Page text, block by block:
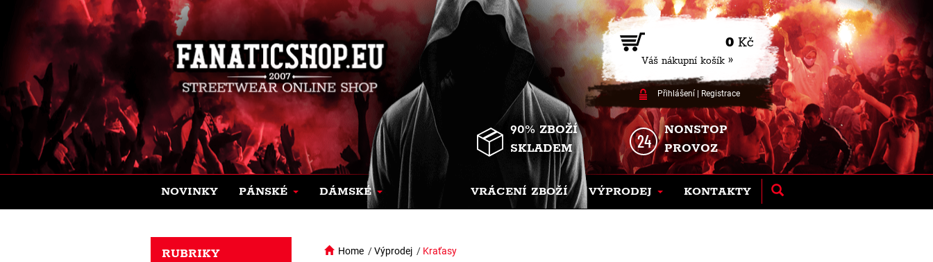
0 Kč
Váš nákupní košík »
Přihlášení| Registrace
90% ZBOŽÍ
SKLADEM
NONSTOP
PROVOZ
NOVINKY PÁNSKÉ DÁMSKÉ VRÁCENÍ ZBOŽÍ VÝPRODEJ KONTAKTY
Home /Výprodej / Kraťasy
RUBRIKY